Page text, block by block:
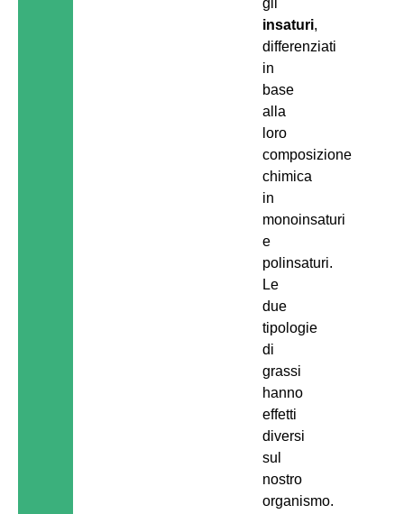
gli
insaturi,
differenziati
in
base
alla
loro
composizione
chimica
in
monoinsaturi
e
polinsaturi.
Le
due
tipologie
di
grassi
hanno
effetti
diversi
sul
nostro
organismo.